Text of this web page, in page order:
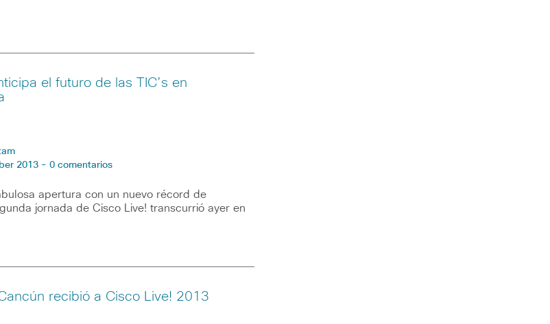
el futuro de las TIC’s en
2013 - 0 comentarios
apertura con un nuevo récord de
jornada de Cisco Live! transcurrió ayer en
recibió a Cisco Live! 2013